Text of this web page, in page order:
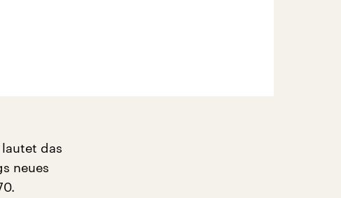
das
neues